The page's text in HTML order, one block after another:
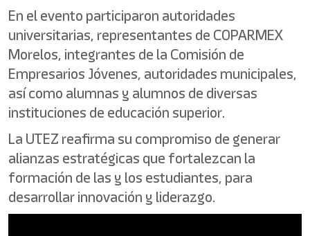
En el evento participaron autoridades
universitarias, representantes de COPARMEX
Morelos, integrantes de la Comisión de
Empresarios Jóvenes, autoridades municipales,
así como alumnas y alumnos de diversas
instituciones de educación superior.
La UTEZ reafirma su compromiso de generar
alianzas estratégicas que fortalezcan la
formación de las y los estudiantes, para
desarrollar innovación y liderazgo.